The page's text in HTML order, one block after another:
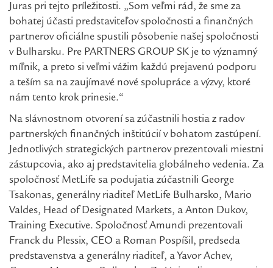
Juras pri tejto príležitosti. „Som veľmi rád, že sme za
bohatej účasti predstaviteľov spoločnosti a finančných
partnerov oficiálne spustili pôsobenie našej spoločnosti
v Bulharsku. Pre PARTNERS GROUP SK je to významný
míľnik, a preto si veľmi vážim každú prejavenú podporu
a teším sa na zaujímavé nové spolupráce a výzvy, ktoré
nám tento krok prinesie.“
Na slávnostnom otvorení sa zúčastnili hostia z radov
partnerských finančných inštitúcií v bohatom zastúpení.
Jednotlivých strategických partnerov prezentovali miestni
zástupcovia, ako aj predstavitelia globálneho vedenia. Za
spoločnosť MetLife sa podujatia zúčastnili George
Tsakonas, generálny riaditeľ MetLife Bulharsko, Mario
Valdes, Head of Designated Markets, a Anton Dukov,
Training Executive. Spoločnosť Amundi prezentovali
Franck du Plessix, CEO a Roman Pospíšil, predseda
predstavenstva a generálny riaditeľ, a Yavor Achev,